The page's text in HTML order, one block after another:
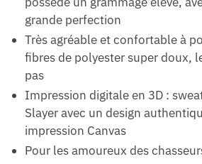
grande perfection
Très agréable et confortable à
fibres de polyester super doux,
pas
Impression digitale en 3D :
Slayer avec un design
impression Canvas
Pour les amoureux des